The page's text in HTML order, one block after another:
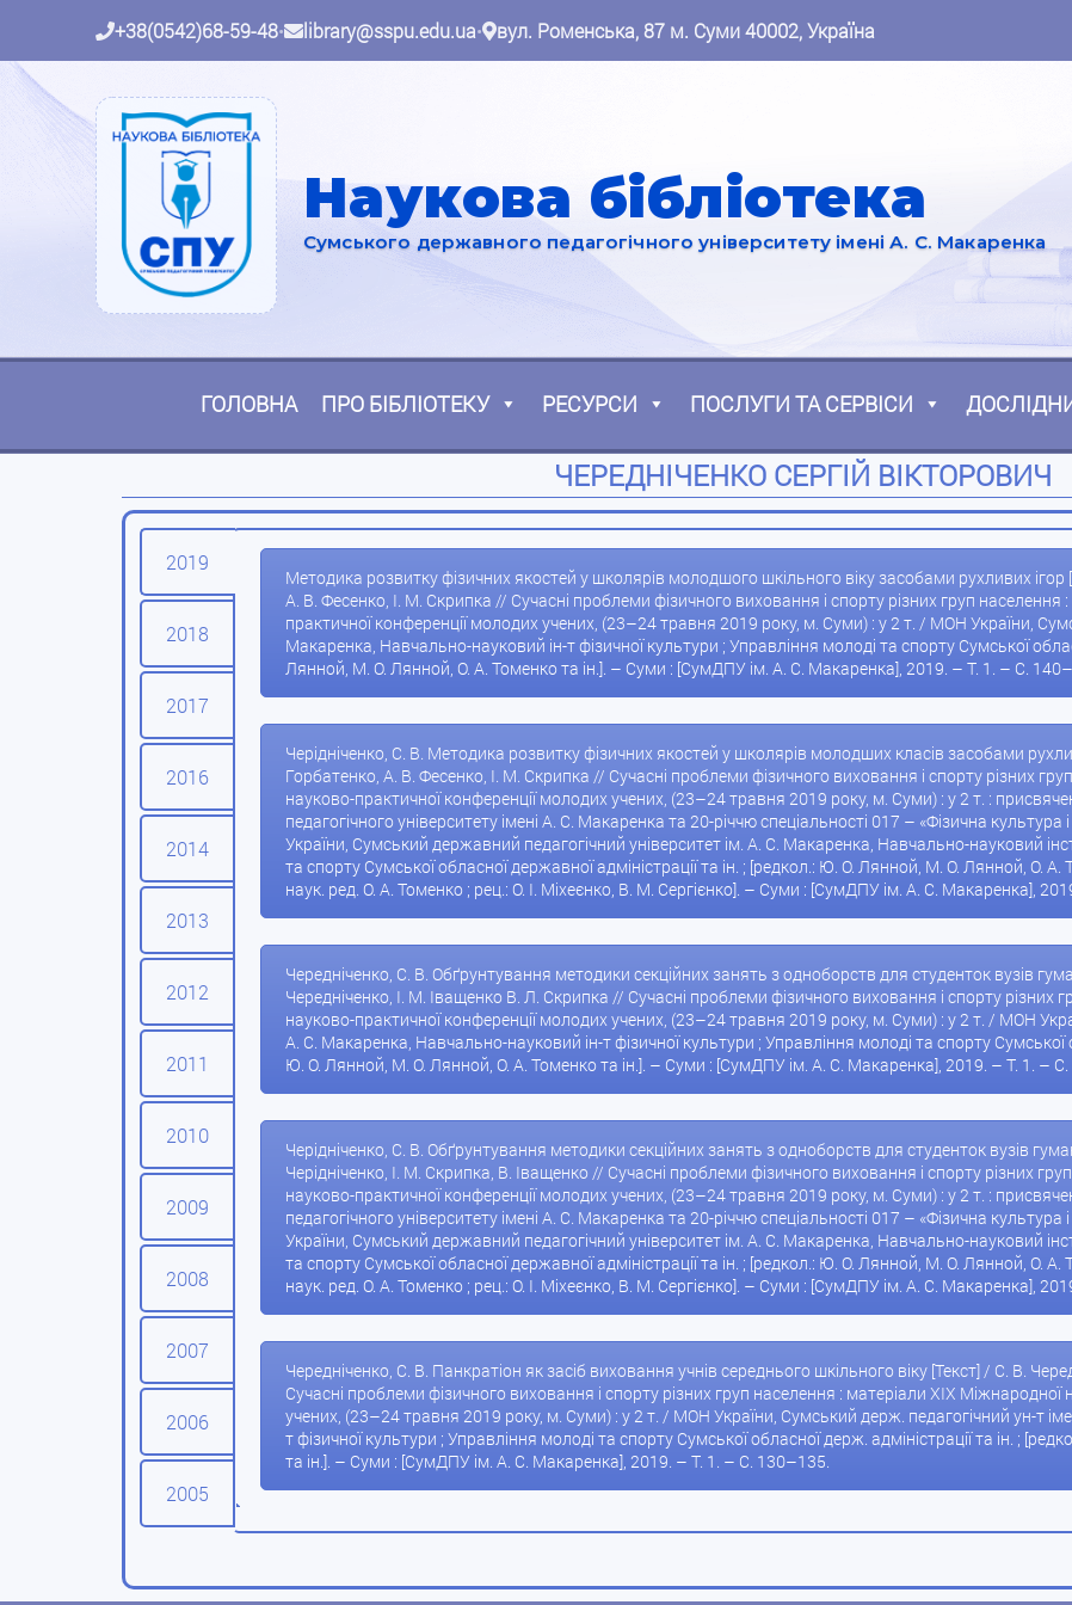
+38(0542)68-59-48• library@sspu.edu.ua• вул. Роменська, 87 м. Суми 40002, Україна
Наукова бібліотека
Сумського державного педагогічного університету імені А. С. Макаренка
ГОЛОВНА ПРО БІБЛІОТЕКУ РЕСУРСИ ПОСЛУГИ ТА СЕРВІСИ
ЧЕРЕДНІЧЕНКО СЕРГІЙ ВІКТОРОВИЧ
2019
2018
2017
2016
2014
2013
2012
2011
2010
2009
2008
2007
2006
2005
Методика розвитку фізичних якостей у школярів молодшого шкільного віку засобами рухливих
А. В. Фесенко, І. М. Скрипка // Сучасні проблеми фізичного виховання і спорту різних груп
практичної конференції молодих учених, (23–24 травня 2019 року, м. Суми) : у 2 т. / МОН України,
Макаренка, Навчально-науковий ін-т фізичної культури ; Управління молоді та спорту Сумської
Лянной, М. О. Лянной, О. А. Томенко та ін.]. – Суми : [СумДПУ ім. А. С. Макаренка], 2019. – Т. 1. – С.
Черідніченко, С. В. Методика розвитку фізичних якостей у школярів молодших класів засобами
Горбатенко, А. В. Фесенко, І. М. Скрипка // Сучасні проблеми фізичного виховання і спорту різних
науково-практичної конференції молодих учених, (23–24 травня 2019 року, м. Суми) : у 2 т. :
педагогічного університету імені А. С. Макаренка та 20-річчю спеціальності 017 – «Фізична культура
України, Сумський державний педагогічний університет ім. А. С. Макаренка, Навчально-науковий
та спорту Сумської обласної державної адміністрації та ін. ; [редкол.: Ю. О. Лянной, М. О. Лянной, О. А.
наук. ред. О. А. Томенко ; рец.: О. І. Міхеєнко, В. М. Сергієнко]. – Суми : [СумДПУ ім. А. С. Макаренка],
Чередніченко, С. В. Обґрунтування методики секційних занять з одноборств для студенток вузів
Чередніченко, І. М. Іващенко В. Л. Скрипка // Сучасні проблеми фізичного виховання і спорту різних
науково-практичної конференції молодих учених, (23–24 травня 2019 року, м. Суми) : у 2 т. / МОН
А. С. Макаренка, Навчально-науковий ін-т фізичної культури ; Управління молоді та спорту Сумської
Ю. О. Лянной, М. О. Лянной, О. А. Томенко та ін.]. – Суми : [СумДПУ ім. А. С. Макаренка], 2019. – Т. 1. –
Черідніченко, С. В. Обґрунтування методики секційних занять з одноборств для студенток вузів
Черідніченко, І. М. Скрипка, В. Іващенко // Сучасні проблеми фізичного виховання і спорту різних
науково-практичної конференції молодих учених, (23–24 травня 2019 року, м. Суми) : у 2 т. :
педагогічного університету імені А. С. Макаренка та 20-річчю спеціальності 017 – «Фізична культура
України, Сумський державний педагогічний університет ім. А. С. Макаренка, Навчально-науковий
та спорту Сумської обласної державної адміністрації та ін. ; [редкол.: Ю. О. Лянной, М. О. Лянной, О. А.
наук. ред. О. А. Томенко ; рец.: О. І. Міхеєнко, В. М. Сергієнко]. – Суми : [СумДПУ ім. А. С. Макаренка],
Чередніченко, С. В. Панкратіон як засіб виховання учнів середнього шкільного віку [Текст] / С. В.
Сучасні проблеми фізичного виховання і спорту різних груп населення : матеріали XIX
учених, (23–24 травня 2019 року, м. Суми) : у 2 т. / МОН України, Сумський держ. педагогічний ун-т
т фізичної культури ; Управління молоді та спорту Сумської обласної держ. адміністрації та ін. ;
та ін.]. – Суми : [СумДПУ ім. А. С. Макаренка], 2019. – Т. 1. – С. 130–135.